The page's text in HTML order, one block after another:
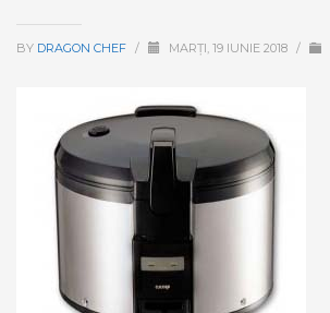
BY DRAGON CHEF / MARȚI, 19 IUNIE 2018 /